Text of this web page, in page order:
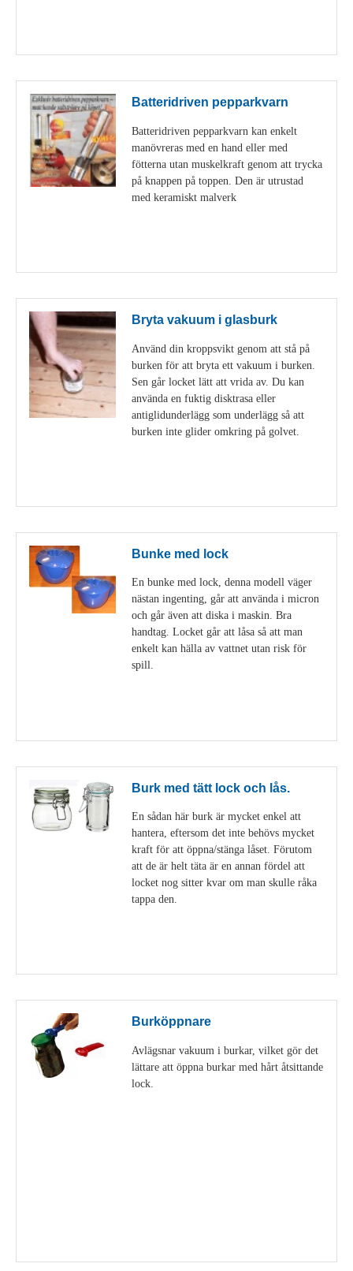
Batteridriven pepparkvarn
Batteridriven pepparkvarn kan enkelt
manövreras med en hand eller med
fötterna utan muskelkraft genom att trycka
på knappen på toppen. Den är utrustad
med keramiskt malverk
Bryta vakuum i glasburk
Använd din kroppsvikt genom att stå på
burken för att bryta ett vakuum i burken.
Sen går locket lätt att vrida av. Du kan
använda en fuktig disktrasa eller
antiglidunderlägg som underlägg så att
burken inte glider omkring på golvet.
Bunke med lock
En bunke med lock, denna modell väger
nästan ingenting, går att använda i micron
och går även att diska i maskin. Bra
handtag. Locket går att låsa så att man
enkelt kan hälla av vattnet utan risk för
spill.
Burk med tätt lock och lås.
En sådan här burk är mycket enkel att
hantera, eftersom det inte behövs mycket
kraft för att öppna/stänga låset. Förutom
att de är helt täta är en annan fördel att
locket nog sitter kvar om man skulle råka
tappa den.
Burköppnare
Avlägsnar vakuum i burkar, vilket gör det
lättare att öppna burkar med hårt åtsittande
lock.